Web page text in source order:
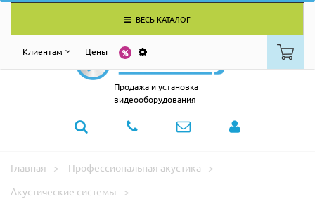
ВЕСЬ КАТАЛОГ
Клиентам Цены
Продажа и установка
видеооборудования
Главная
Профессиональная акустика
Акустические системы